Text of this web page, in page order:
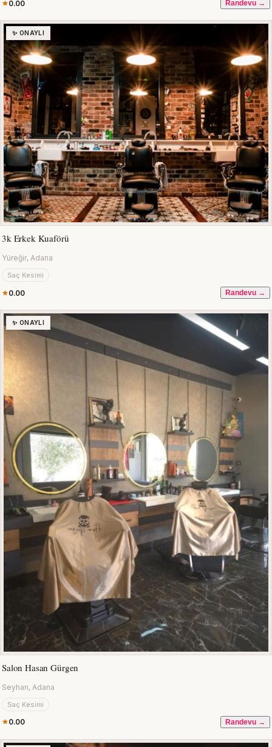
0.00 Randevu →
✨ ONAYLI
3k Erkek Kuaförü
Yüreğir, Adana
Saç Kesimi
0.00 Randevu →
✨ ONAYLI
Salon Hasan Gürgen
Seyhan, Adana
Saç Kesimi
0.00 Randevu →